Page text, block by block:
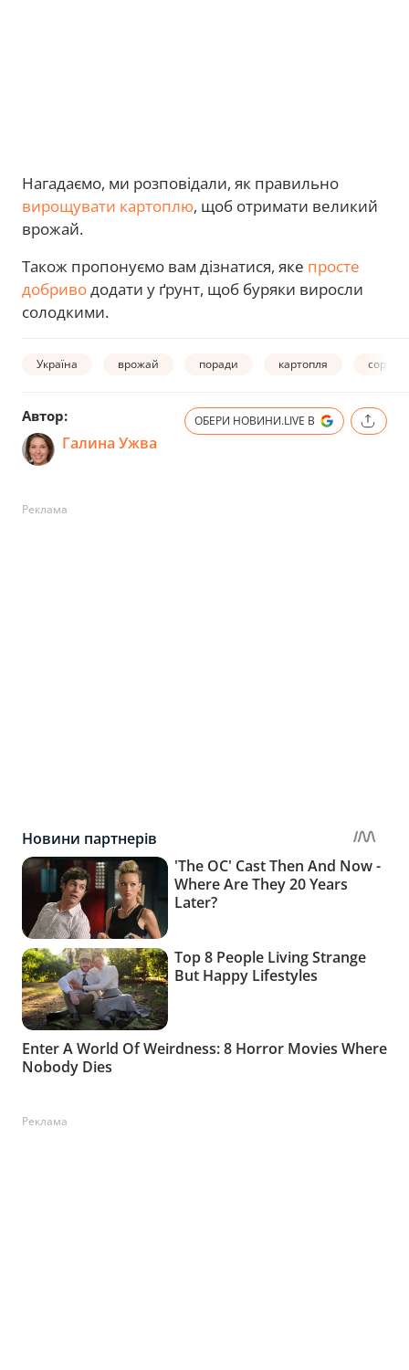
Нагадаємо, ми розповідали, як правильно
вирощувати картоплю, щоб отримати великий
врожай.
Також пропонуємо вам дізнатися, яке просте
добривододати у ґрунт, щоб буряки виросли
солодкими.
Україна врожай поради картопля сорт
Автор:
Галина Ужва
ОБЕРИ НОВИНИ.LIVE В
Реклама
Реклама